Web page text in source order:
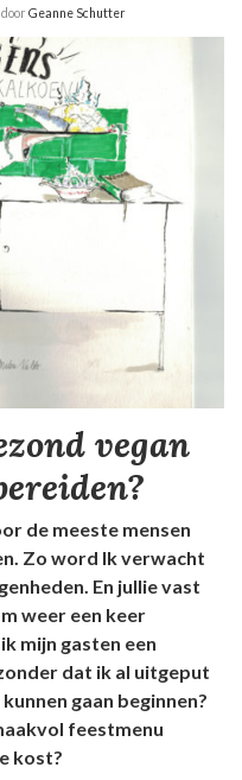
Geanne Schutter
vegan
de meeste mensen
Zo word Ik verwacht
En jullie vast
weer een keer
mijn gasten een
dat ik al uitgeput
gaan beginnen?
feestmenu
kost?